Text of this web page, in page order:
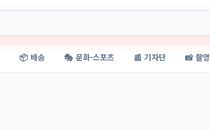
📦 배송 🎭 문화·스포츠 📰 기자단 📸 촬